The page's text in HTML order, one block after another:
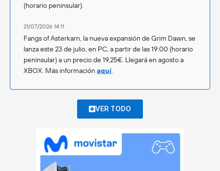
(horario peninsular).
21/07/2026 14:11
Fangs of Asterkarn, la nueva expansión de Grim Dawn, se
lanza este 23 de julio, en PC, a partir de las 19:00 (horario
peninsular) a un precio de 19,25€. Llegará en agosto a
XBOX. Más información aquí.
VER TODO